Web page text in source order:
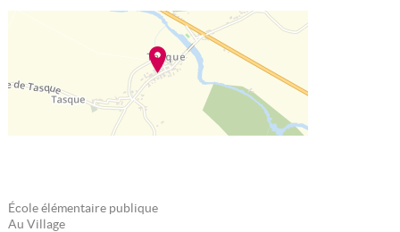
École élémentaire publique
Au Village